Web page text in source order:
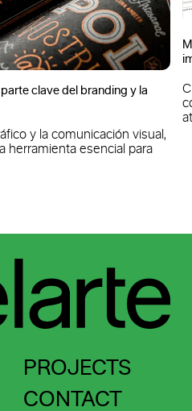
corporativa: la herramienta
construir marcas sólidas
de identidad corporativa, no
logotipo o un sistema gráfico
PROJECTS
CONTACT